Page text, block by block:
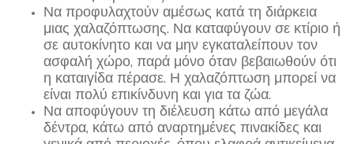
Να προφυλαχτούν αμέσως κατά τη διάρκεια
μιας χαλαζόπτωσης. Να καταφύγουν σε κτίριο ή
σε αυτοκίνητο και να μην εγκαταλείπουν τον
ασφαλή χώρο, παρά μόνο όταν βεβαιωθούν ότι
η καταιγίδα πέρασε. Η χαλαζόπτωση μπορεί να
είναι πολύ επικίνδυνη και για τα ζώα.
Να αποφύγουν τη διέλευση κάτω από μεγάλα
δέντρα, κάτω από αναρτημένες πινακίδες και